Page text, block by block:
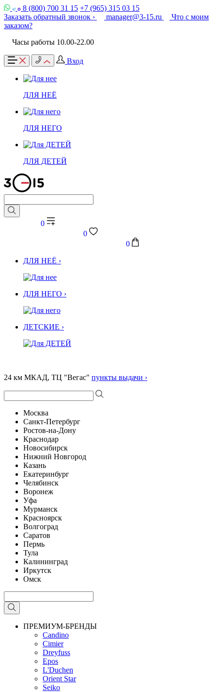
8 (800) 700 31 15 +7 (965) 315 03 15
Заказать обратный звонок ›
manager@3-15.ru
Что с моим
заказом?
Часы работы 10.00-22.00
Вход
ДЛЯ НЕЁ
ДЛЯ НЕГО
ДЛЯ ДЕТЕЙ
0
0
0
ДЛЯ НЕЁ ›
ДЛЯ НЕГО ›
ДЕТСКИЕ ›
24 км МКАД, ТЦ "Вегас" пункты выдачи ›
Москва
Санкт-Петербург
Ростов-на-Дону
Краснодар
Новосибирск
Нижний Новгород
Казань
Екатеринбург
Челябинск
Воронеж
Уфа
Мурманск
Красноярск
Волгоград
Саратов
Пермь
Тула
Калининград
Иркутск
Омск
ПРЕМИУМ-БРЕНДЫ
Candino
Cimier
Dreyfuss
Epos
L'Duchen
Orient Star
Seiko